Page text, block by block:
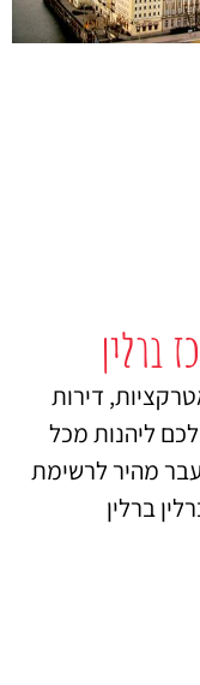
ברלין
דירות
ליהנות מכל
מהיר לרשימת
ברלין